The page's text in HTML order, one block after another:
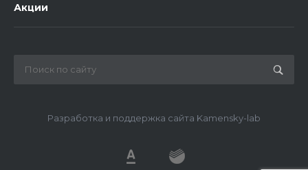
Акции
Разработка и поддержка сайта Kamensky-lab